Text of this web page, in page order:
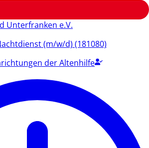
Unterfranken e.V.
(m/w/d) (181080)
der Altenhilfe